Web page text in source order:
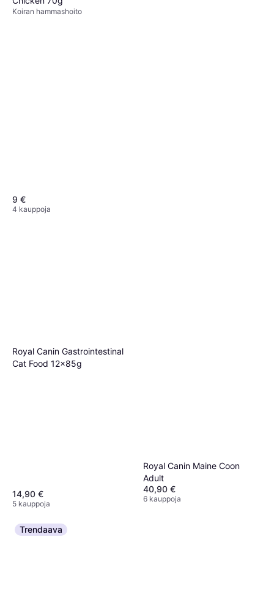
Koiran hammashoito
9 €
4 kauppoja
Royal Canin Gastrointestinal
Cat Food 12x85g
14,90 €
5 kauppoja
Royal Canin Maine Coon
Adult
40,90 €
6 kauppoja
Trendaava